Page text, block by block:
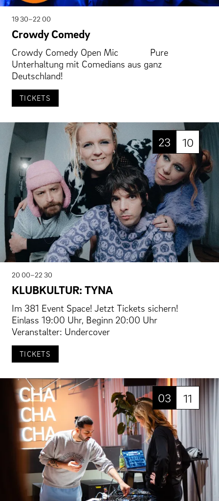
19 30–22 00
Crowdy Comedy
Crowdy Comedy Open Mic Pure
Unterhaltung mit Comedians aus ganz
Deutschland!
TICKETS
23 10
20 00–22 30
KLUBKULTUR: TYNA
Im 381 Event Space! Jetzt Tickets sichern!
Einlass 19:00 Uhr, Beginn 20:00 Uhr
Veranstalter: Undercover
TICKETS
03 11